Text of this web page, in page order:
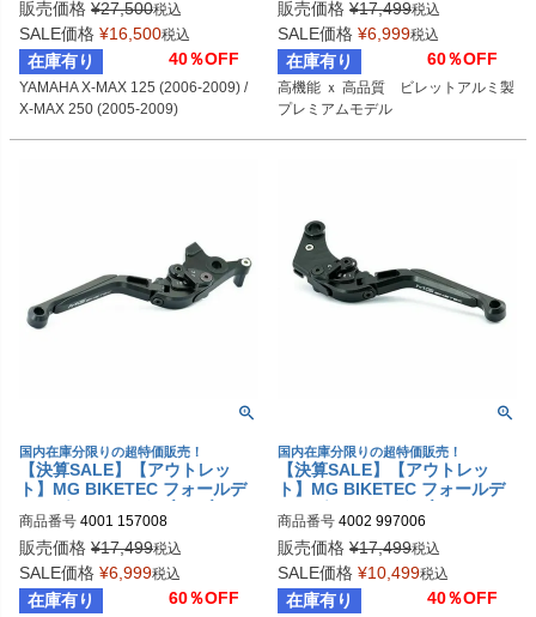
(2005-2009)
販売価格 ¥27,500税込
SALE価格 ¥16,500税込
在庫有り 40％OFF
YAMAHA X-MAX 125 (2006-2009) /
X-MAX 250 (2005-2009)
3
販売価格 ¥17,499税込
SALE価格 ¥6,999税込
在庫有り 60％OFF
高機能 ｘ 高品質　ビレットアルミ製
プレミアムモデル
国内在庫分限りの超特価販売！
【決算SALE】【アウトレッ
ト】MG BIKETEC フォールデ
キレバー ブラック DUCATI/KT
M
商品番号 4001 157008
販売価格 ¥17,499税込
SALE価格 ¥6,999税込
在庫有り 60％OFF
国内在庫分限りの超特価販売！
【決算SALE】【アウトレッ
ト】MG BIKETEC フォールデ
チレバー ブラック SUZUKI / Y
AMAHA / アプリリア
商品番号 4002 997006
販売価格 ¥17,499税込
SALE価格 ¥10,499税込
在庫有り 40％OFF